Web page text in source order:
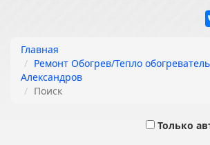
Главная
Ремонт Обогрев/Тепло
Александров
Поиск
Только